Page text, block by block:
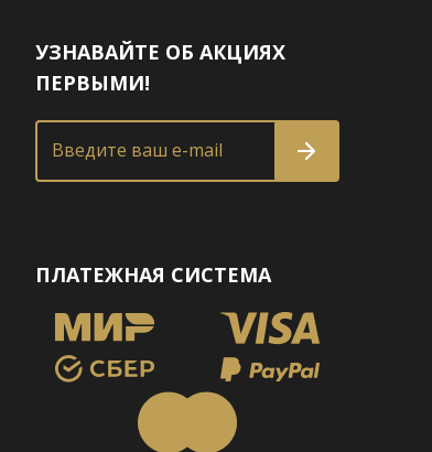
УЗНАВАЙТЕ ОБ АКЦИЯХ
ПЕРВЫМИ!
Введите ваш e-mail
ПЛАТЕЖНАЯ СИСТЕМА